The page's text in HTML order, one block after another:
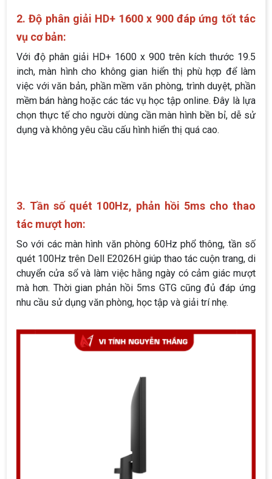
2. Độ phân giải HD+ 1600 x 900 đáp ứng tốt tác
vụ cơ bản:
Với độ phân giải HD+ 1600 x 900 trên kích thước 19.5
inch, màn hình cho không gian hiển thị phù hợp để làm
việc với văn bản, phần mềm văn phòng, trình duyệt, phần
mềm bán hàng hoặc các tác vụ học tập online. Đây là lựa
chọn thực tế cho người dùng cần màn hình bền bỉ, dễ sử
dụng và không yêu cầu cấu hình hiển thị quá cao.
3. Tần số quét 100Hz, phản hồi 5ms cho thao
tác mượt hơn:
So với các màn hình văn phòng 60Hz phổ thông, tần số
quét 100Hz trên Dell E2026H giúp thao tác cuộn trang, di
chuyển cửa sổ và làm việc hằng ngày có cảm giác mượt
mà hơn. Thời gian phản hồi 5ms GTG cũng đủ đáp ứng
nhu cầu sử dụng văn phòng, học tập và giải trí nhẹ.